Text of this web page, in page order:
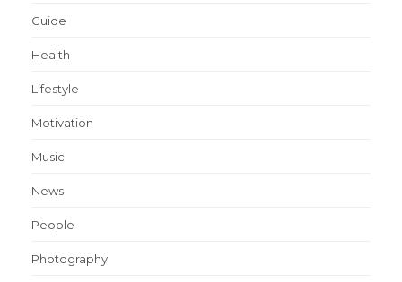
Guide
Health
Lifestyle
Motivation
Music
News
People
Photography